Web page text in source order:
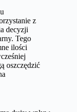
z
decyzji
Tego
ilości
oszczędzić